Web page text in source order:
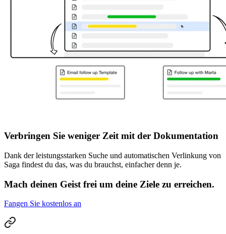
Verbringen Sie weniger Zeit mit der Dokumentation
Dank der leistungsstarken Suche und automatischen Verlinkung von
Saga findest du das, was du brauchst, einfacher denn je.
Mach deinen Geist frei um deine Ziele zu erreichen.
Fangen Sie kostenlos an